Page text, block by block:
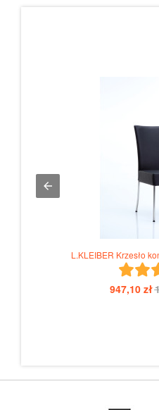
L.KLEIBER Krzesło
947,10 zł